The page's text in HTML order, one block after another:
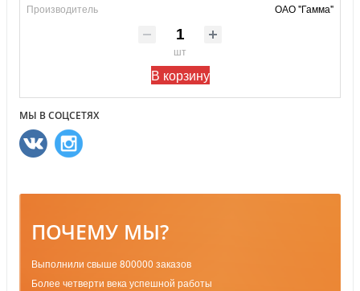
Производитель
ОАО "Гамма"
шт
В корзину
МЫ В СОЦСЕТЯХ
ПОЧЕМУ МЫ?
Выполнили свыше 800000 заказов
Более четверти века успешной работы